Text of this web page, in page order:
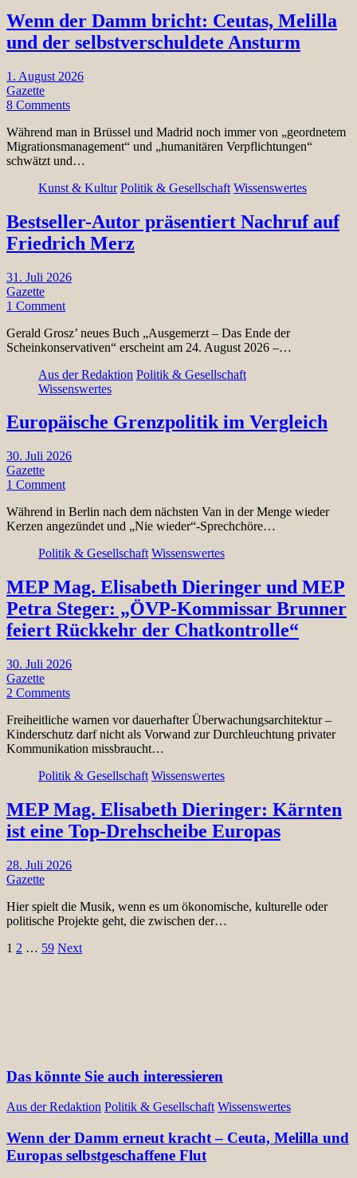
Wenn der Damm bricht: Ceutas, Melilla
und der selbstverschuldete Ansturm
1. August 2026
Gazette
8 Comments
Während man in Brüssel und Madrid noch immer von „geordnetem
Migrationsmanagement“ und „humanitären Verpflichtungen“
schwätzt und…
Kunst & Kultur Politik & Gesellschaft Wissenswertes
Bestseller-Autor präsentiert Nachruf auf
Friedrich Merz
31. Juli 2026
Gazette
1 Comment
Gerald Grosz’ neues Buch „Ausgemerzt – Das Ende der
Scheinkonservativen“ erscheint am 24. August 2026 –…
Aus der Redaktion Politik & Gesellschaft
Wissenswertes
Europäische Grenzpolitik im Vergleich
30. Juli 2026
Gazette
1 Comment
Während in Berlin nach dem nächsten Van in der Menge wieder
Kerzen angezündet und „Nie wieder“-Sprechchöre…
Politik & Gesellschaft Wissenswertes
MEP Mag. Elisabeth Dieringer und MEP
Petra Steger: „ÖVP-Kommissar Brunner
feiert Rückkehr der Chatkontrolle“
30. Juli 2026
Gazette
2 Comments
Freiheitliche warnen vor dauerhafter Überwachungsarchitektur –
Kinderschutz darf nicht als Vorwand zur Durchleuchtung privater
Kommunikation missbraucht…
Politik & Gesellschaft Wissenswertes
MEP Mag. Elisabeth Dieringer: Kärnten
ist eine Top-Drehscheibe Europas
28. Juli 2026
Gazette
Hier spielt die Musik, wenn es um ökonomische, kulturelle oder
politische Projekte geht, die zwischen der…
Seitennummerierung
1 2 … 59 Next
Das könnte Sie auch interessieren
Aus der Redaktion Politik & Gesellschaft Wissenswertes
Wenn der Damm erneut kracht – Ceuta, Melilla und
Europas selbstgeschaffene Flut